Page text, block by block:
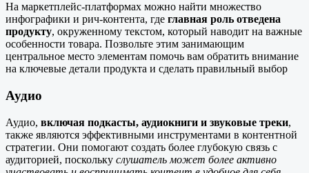
На маркетплейс-платформах можно найти множество
инфографики и рич-контента, где главная роль отведена
продукту, окруженному текстом, который наводит на важные
особенности товара. Позвольте этим занимающим
центральное место элементам помочь вам обратить внимание
на ключевые детали продукта и сделать правильный выбор
Аудио
Аудио, включая подкасты, аудиокниги и звуковые треки,
также являются эффективными инструментами в контентной
стратегии. Они помогают создать более глубокую связь с
аудиторией, поскольку слушатель может более активно